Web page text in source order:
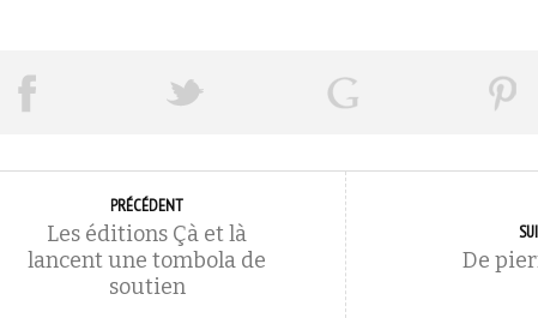
PRÉCÉDENT
Les éditions Çà et là
lancent une tombola de
soutien
De